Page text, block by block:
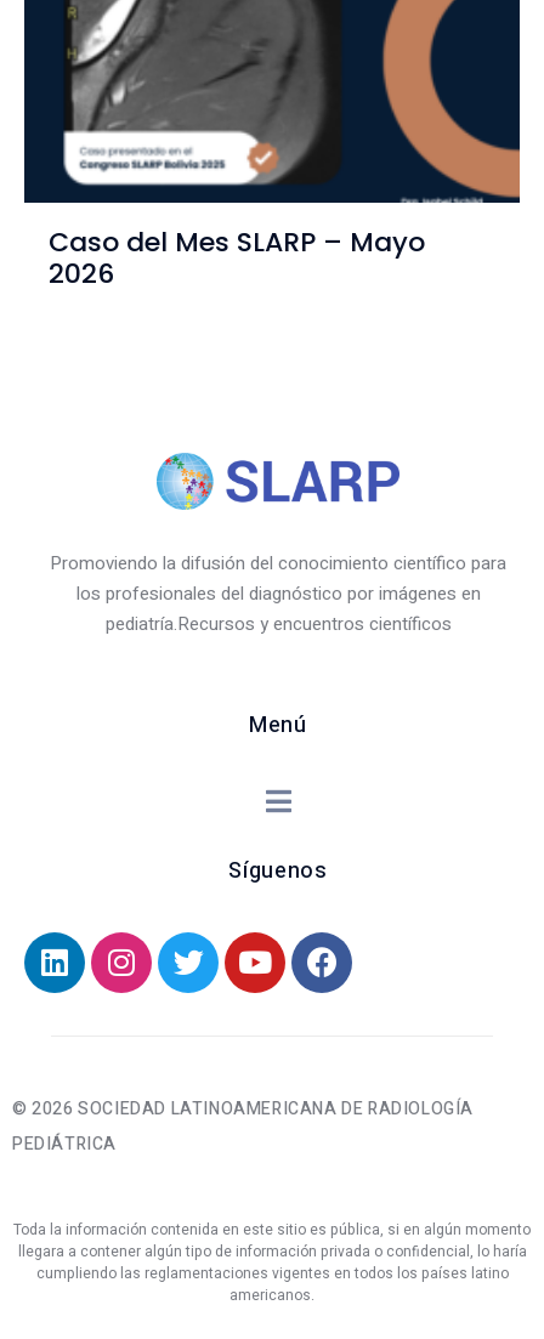
Caso del Mes SLARP – Mayo
2026
Promoviendo la difusión del conocimiento científico para
los profesionales del diagnóstico por imágenes en
pediatría.Recursos y encuentros científicos
Menú
Síguenos
© 2026 SOCIEDAD LATINOAMERICANA DE RADIOLOGÍA
PEDIÁTRICA
Toda la información contenida en este sitio es pública, si en algún momento
llegara a contener algún tipo de información privada o confidencial, lo haría
cumpliendo las reglamentaciones vigentes en todos los países latino
americanos.